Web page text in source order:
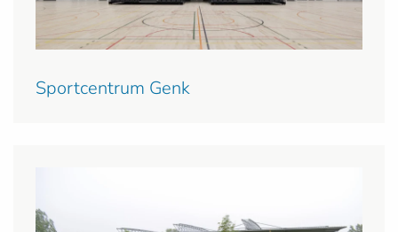
Sportcentrum Genk